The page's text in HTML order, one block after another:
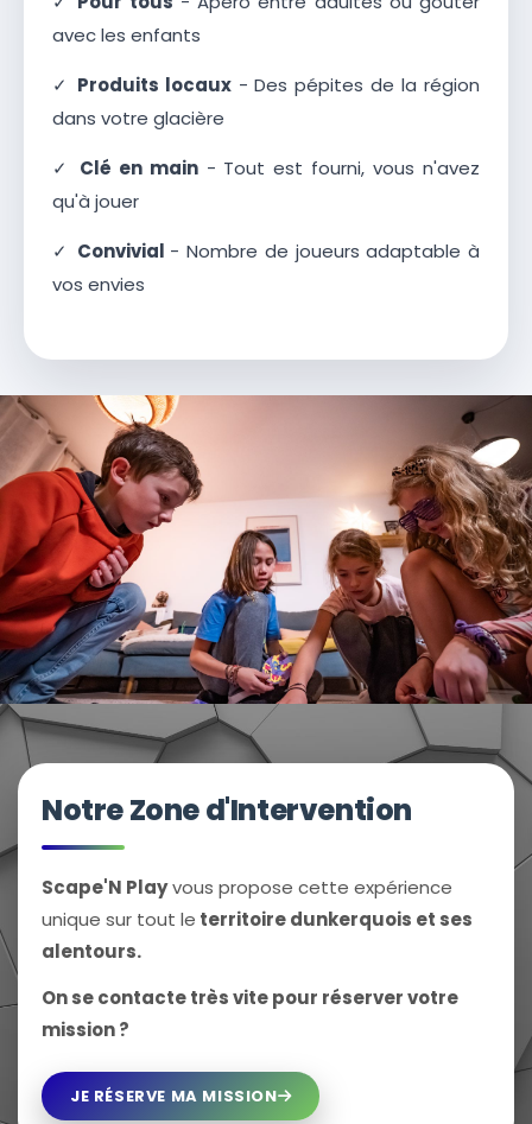
avec les enfants
✓ Produits locaux- Des pépites de la région
dans votre glacière
✓ Clé en main- Tout est fourni, vous n'avez
qu'à jouer
✓ Convivial - Nombre de joueurs adaptable à
vos envies
Notre Zone d'Intervention
Scape'N Playvous propose cette expérience
unique sur tout le territoire dunkerquois et ses
alentours.
On se contacte très vite pour réserver votre
mission ?
JE RÉSERVE MA MISSION